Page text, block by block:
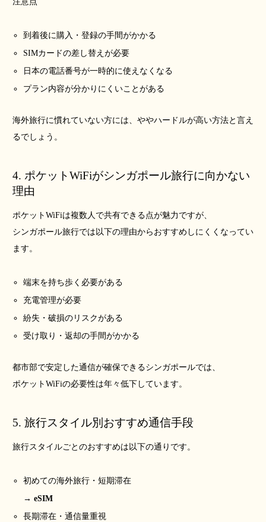
到着後に購入・登録の手間がかかる
SIMカードの差し替えが必要
日本の電話番号が一時的に使えなくなる
プラン内容が分かりにくいことがある
海外旅行に慣れていない方には、ややハードルが高い方法と言え
るでしょう。
4. ポケットWiFiがシンガポール旅行に向かない
理由
ポケットWiFiは複数人で共有できる点が魅力ですが、
シンガポール旅行では以下の理由からおすすめしにくくなってい
ます。
端末を持ち歩く必要がある
充電管理が必要
紛失・破損のリスクがある
受け取り・返却の手間がかかる
都市部で安定した通信が確保できるシンガポールでは、
ポケットWiFiの必要性は年々低下しています。
5. 旅行スタイル別おすすめ通信手段
旅行スタイルごとのおすすめは以下の通りです。
初めての海外旅行・短期滞在
→eSIM
長期滞在・通信量重視